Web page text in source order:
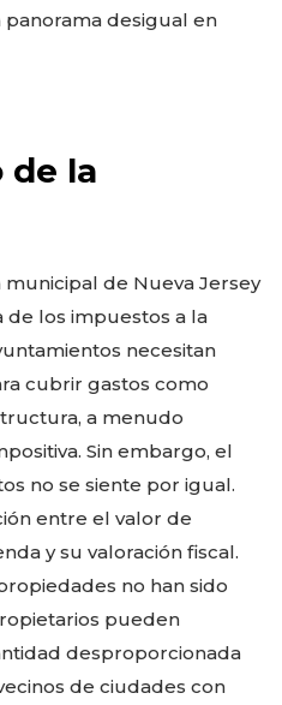
desigual en
de la
municipal de Nueva Jersey
los impuestos a la
necesitan
cubrir gastos como
a menudo
Sin embargo, el
no se siente por igual.
entre el valor de
y su valoración fiscal.
no han sido
pueden
desproporcionada
de ciudades con